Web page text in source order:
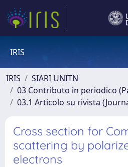
IRIS
IRIS
SIARI UNITN
03 Contributo in periodico
03.1 Articolo su rivista
Cross section for
scattering by
electrons